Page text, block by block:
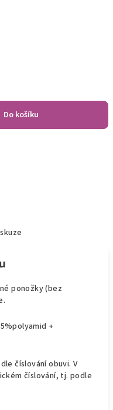
Do košíku
ponožky (bez
+
číslování obuvi. V
číslování, tj. podle